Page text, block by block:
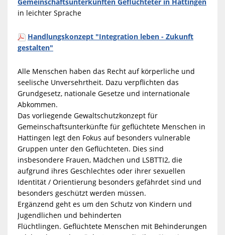
in leichter Sprache
Handlungskonzept "Integration leben - Zukunft
gestalten"
Alle Menschen haben das Recht auf körperliche und
seelische Unversehrtheit. Dazu verpflichten das
Grundgesetz, nationale Gesetze und internationale
Abkommen.
Das vorliegende Gewaltschutzkonzept für
Gemeinschaftsunterkünfte für geflüchtete Menschen in
Hattingen legt den Fokus auf besonders vulnerable
Gruppen unter den Geflüchteten. Dies sind
insbesondere Frauen, Mädchen und LSBTTI2, die
aufgrund ihres Geschlechtes oder ihrer sexuellen
Identität / Orientierung besonders gefährdet sind und
besonders geschützt werden müssen.
Ergänzend geht es um den Schutz von Kindern und
Jugendlichen und behinderten
Flüchtlingen. Geflüchtete Menschen mit Behinderungen